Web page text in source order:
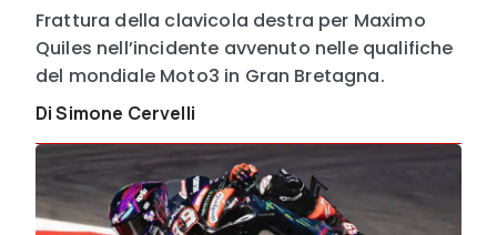
Frattura della clavicola destra per Maximo
Quiles nell’incidente avvenuto nelle qualifiche
del mondiale Moto3 in Gran Bretagna.
Di Simone Cervelli